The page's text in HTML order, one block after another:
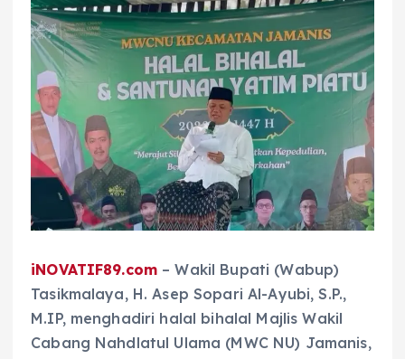
iNOVATIF89.com – Wakil Bupati (Wabup)
Tasikmalaya, H. Asep Sopari Al-Ayubi, S.P.,
M.IP, menghadiri halal bihalal Majlis Wakil
Cabang Nahdlatul Ulama (MWC NU) Jamanis,